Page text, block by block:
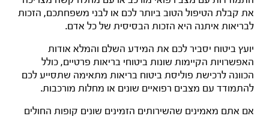
את קבלת הטיפול הטוב ביותר לכם או לבני משפחתכם, הזכות
לבריאות איתנה היא הזכות הבסיסית של כל אדם.
יועץ ביטוח יסביר לכם את המידע השלם והמלא אודות
האפשרויות הקיימות שונות ביטוחי בריאות פרטיים, כולל
הכוונה לרכישת פוליסת ביטוח בריאות מתאימה שתסייע לכם
להתמודד עם מצבים רפואיים שונים או מחלות מורכבות.
אם אתם מאמינים שהשירותים הזמינים שונים קופות החולים